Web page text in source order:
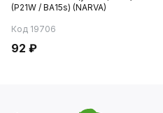
(P21W / BA15s) (NARVA)
Код 19706
92 ₽